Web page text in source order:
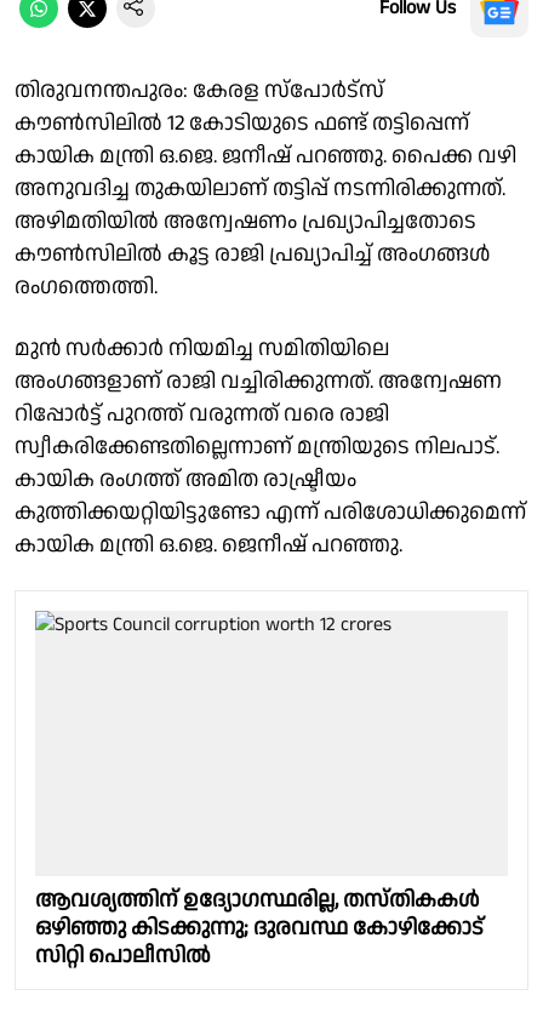
Follow Us
തിരുവനന്തപുരം: കേരള സ്പോർട്സ്
കൗൺസിലിൽ 12 കോടിയുടെ ഫണ്ട് തട്ടിപ്പെന്ന്
കായിക മന്ത്രി ഒ.ജെ. ജനീഷ് പറഞ്ഞു. പൈക്ക വഴി
അനുവദിച്ച തുകയിലാണ് തട്ടിപ്പ് നടന്നിരിക്കുന്നത്.
അഴിമതിയിൽ അന്വേഷണം പ്രഖ്യാപിച്ചതോടെ
കൗൺസിലിൽ കൂട്ട രാജി പ്രഖ്യാപിച്ച് അംഗങ്ങൾ
രംഗത്തെത്തി.
മുൻ സർക്കാർ നിയമിച്ച സമിതിയിലെ
അംഗങ്ങളാണ് രാജി വച്ചിരിക്കുന്നത്. അന്വേഷണ
റിപ്പോർട്ട് പുറത്ത് വരുന്നത് വരെ രാജി
സ്വീകരിക്കേണ്ടതില്ലെന്നാണ് മന്ത്രിയുടെ നിലപാട്.
കായിക രംഗത്ത് അമിത രാഷ്ട്രീയം
കുത്തിക്കയറ്റിയിട്ടുണ്ടോ എന്ന് പരിശോധിക്കുമെന്ന്
കായിക മന്ത്രി ഒ.ജെ. ജെനീഷ് പറഞ്ഞു.
ആവശ്യത്തിന് ഉദ്യോഗസ്ഥരില്ല, തസ്തികകൾ
ഒഴിഞ്ഞു കിടക്കുന്നു; ദുരവസ്ഥ കോഴിക്കോട്
സിറ്റി പൊലീസിൽ